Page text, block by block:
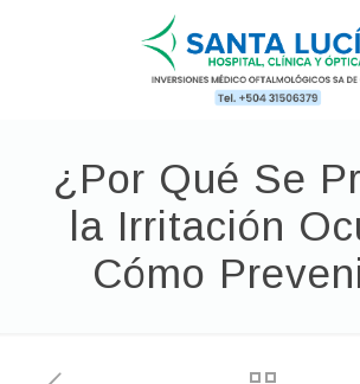
¿Por Qué Se
la Irritación
Cómo